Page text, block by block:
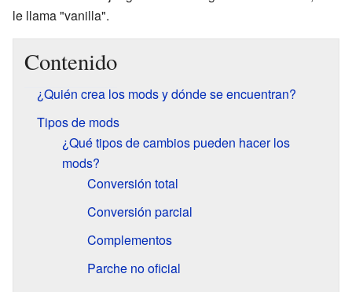
le llama "vanilla".
Contenido
¿Quién crea los mods y dónde se encuentran?
Tipos de mods
¿Qué tipos de cambios pueden hacer los
mods?
Conversión total
Conversión parcial
Complementos
Parche no oficial